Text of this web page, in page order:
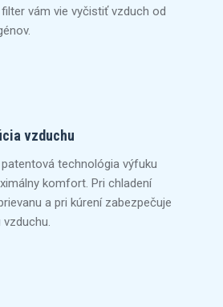
vám vie vyčistiť vzduch od
vzduchu
technológia výfuku
komfort. Pri chladení
a pri kúrení zabezpečuje